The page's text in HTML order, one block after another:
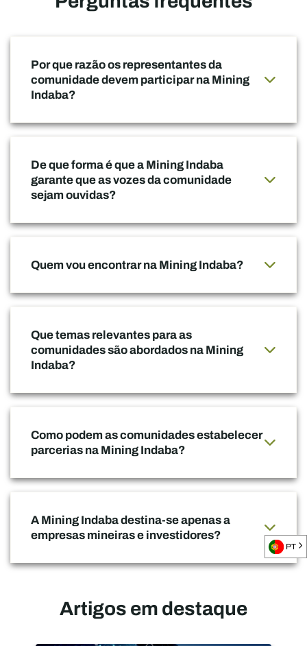
Por que razão os representantes da
comunidade devem participar na Mining
Indaba?
De que forma é que a Mining Indaba
garante que as vozes da comunidade
sejam ouvidas?
Quem vou encontrar na Mining Indaba?
Que temas relevantes para as
comunidades são abordados na Mining
Indaba?
Como podem as comunidades estabelecer
parcerias na Mining Indaba?
A Mining Indaba destina-se apenas a
empresas mineiras e investidores?
Artigos em destaque
PT